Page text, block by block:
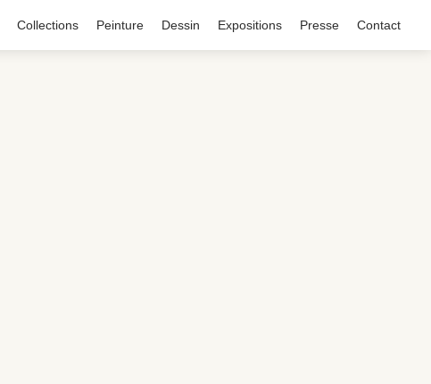
Collections Peinture Dessin Expositions Presse Contact